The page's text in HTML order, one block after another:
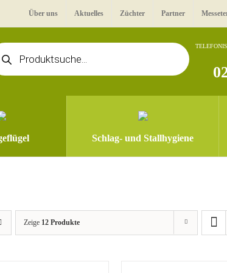
Über uns Aktuelles Züchter Partner
Schlag- und Stallhygiene
Zeige 12 Produkte